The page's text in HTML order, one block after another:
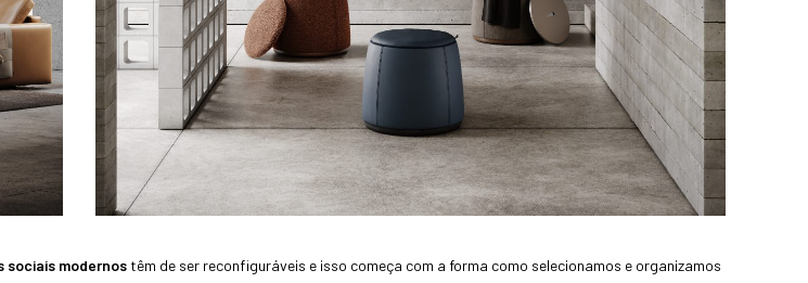
sociais modernos têm de ser reconfiguráveis e isso começa com a forma como selecionamos e organizamos